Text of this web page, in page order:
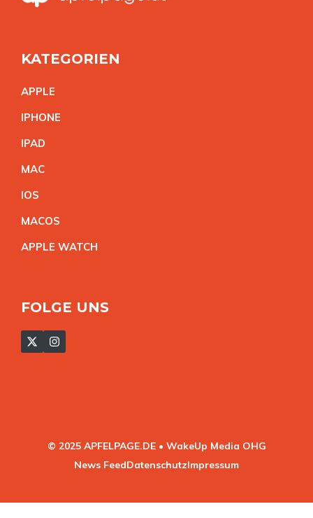
KATEGORIEN
APPLE
IPHONE
IPAD
MAC
IOS
MACOS
APPLE WATCH
FOLGE UNS
© 2025 APFELPAGE.DE • WakeUp Media OHG
News FeedDatenschutzImpressum